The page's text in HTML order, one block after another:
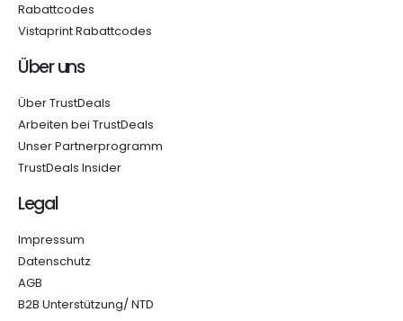
Rabattcodes
Vistaprint Rabattcodes
Über uns
Über TrustDeals
Arbeiten bei TrustDeals
Unser Partnerprogramm
TrustDeals Insider
Legal
Impressum
Datenschutz
AGB
B2B Unterstützung/ NTD